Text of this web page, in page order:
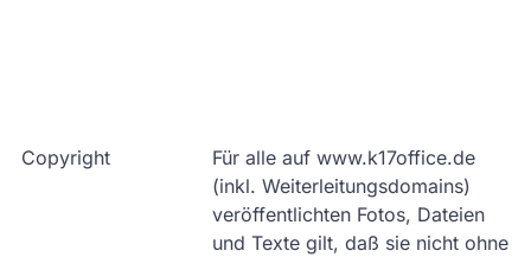
Copyright
Für alle auf www.k17office.de
(inkl. Weiterleitungsdomains)
veröffentlichten Fotos, Dateien
und Texte gilt, daß sie nicht ohne